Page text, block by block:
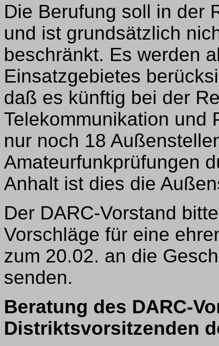
Die Berufung soll in der
und ist grundsätzlich
beschränkt. Es werden
Einsatzgebietes
daß es künftig bei der
Telekommunikation und
nur noch 18
Amateurfunkprüfungen
Anhalt ist dies die
Der DARC-Vorstand
Vorschläge für eine
zum 20.02. an die
senden.
Beratung des DARC-
Distriktsvorsitzenden